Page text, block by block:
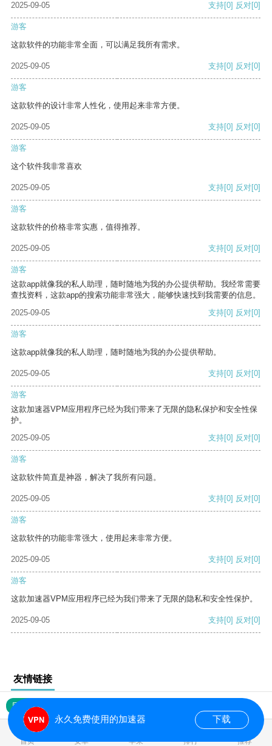
2025-09-05
支持[0] 反对[0]
游客
这款软件的功能非常全面，可以满足我所有需求。
2025-09-05 支持[0] 反对[0]
游客
这款软件的设计非常人性化，使用起来非常方便。
2025-09-05 支持[0] 反对[0]
游客
这个软件我非常喜欢
2025-09-05 支持[0] 反对[0]
游客
这款软件的价格非常实惠，值得推荐。
2025-09-05 支持[0] 反对[0]
游客
这款app就像我的私人助理，随时随地为我的办公提供帮助。我经常需要
查找资料，这款app的搜索功能非常强大，能够快速找到我需要的信息。
2025-09-05
支持[0] 反对[0]
游客
这款app就像我的私人助理，随时随地为我的办公提供帮助。
2025-09-05 支持[0] 反对[0]
游客
这款加速器VPM应用程序已经为我们带来了无限的隐私保护和安全性保
护。
2025-09-05
支持[0] 反对[0]
游客
这款软件简直是神器，解决了我所有问题。
2025-09-05 支持[0] 反对[0]
游客
这款软件的功能非常强大，使用起来非常方便。
2025-09-05 支持[0] 反对[0]
游客
这款加速器VPM应用程序已经为我们带来了无限的隐私和安全性保护。
2025-09-05 支持[0] 反对[0]
友情链接
网站地图
首页 安卓 苹果 排行 推荐
永久免费使用的加速器 下载
0.017617s